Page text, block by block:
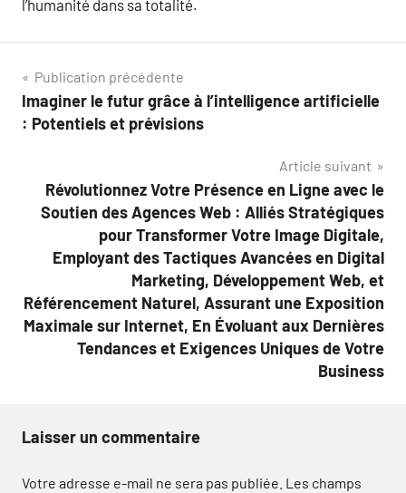
l’humanité dans sa totalité.
Navigation
de
Publication précédente
Imaginer le futur grâce à l’intelligence artificielle
: Potentiels et prévisions
Article suivant
Révolutionnez Votre Présence en Ligne avec le
Soutien des Agences Web : Alliés Stratégiques
pour Transformer Votre Image Digitale,
Employant des Tactiques Avancées en Digital
Marketing, Développement Web, et
Référencement Naturel, Assurant une Exposition
Maximale sur Internet, En Évoluant aux Dernières
Tendances et Exigences Uniques de Votre
Business
Laisser un commentaire
Votre adresse e-mail ne sera pas publiée. Les champs